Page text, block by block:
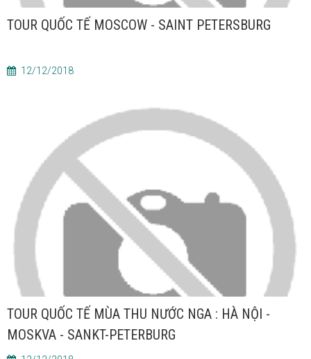
TOUR QUỐC TẾ MOSCOW - SAINT PETERSBURG
12/12/2018
TOUR QUỐC TẾ MÙA THU NƯỚC NGA : HÀ NỘI -
MOSKVA - SANKT-PETERBURG